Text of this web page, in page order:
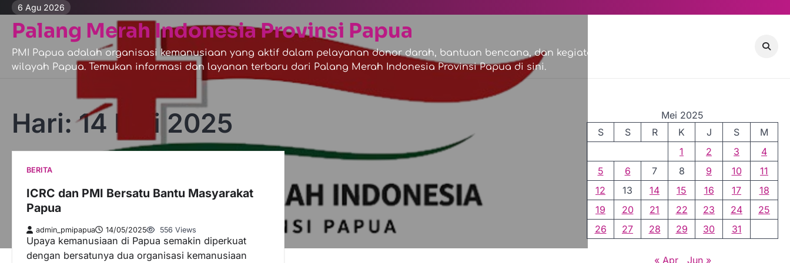
Skip
content
6 Agu 2026
Palang Merah Indonesia Provinsi Papua
PMI Papua adalah organisasi kemanusiaan yang aktif dalam pelayanan donor darah, bantuan bencana, dan kegiatan sosial di
wilayah Papua. Temukan informasi dan layanan terbaru dari Palang Merah Indonesia Provinsi Papua di sini.
Hari:14 Mei 2025
BERITA
ICRC dan PMI Bersatu Bantu Masyarakat
Papua
admin_pmipapua 14/05/2025 556 Views
Upaya kemanusiaan di Papua semakin diperkuat
dengan bersatunya dua organisasi kemanusiaan
Mei 2025
S
S R K J S
M
1
2 3
4
5
6 7 8 9 10
11
12
13 14 15 16 17
18
19
20 21 22 23 24
25
26
27 28 29 30 31
« Apr Jun »